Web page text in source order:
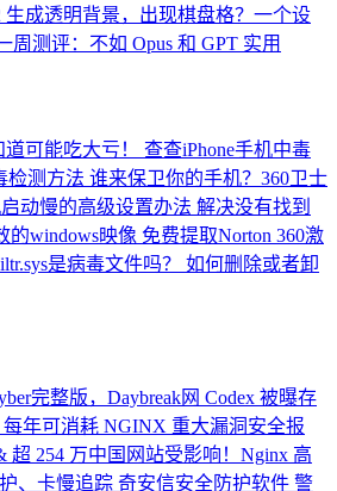
生成透明背景，出现棋盘格？一个设
周测评：不如 Opus 和 GPT 实用
可能吃大亏！
查查iPhone手机中毒
检测方法 谁来保卫你的手机？360卫士
动慢的高级设置办法 解决没有找到
的windows映像 免费提取Norton 360激
是病毒文件吗？
如何删除或者卸
完整版，Daybreak网 Codex 被曝存
年可消耗 NGINX 重大漏洞安全报
超 254 万中国网站受影响！Nginx 高
、卡慢追踪 奇安信安全防护软件 警